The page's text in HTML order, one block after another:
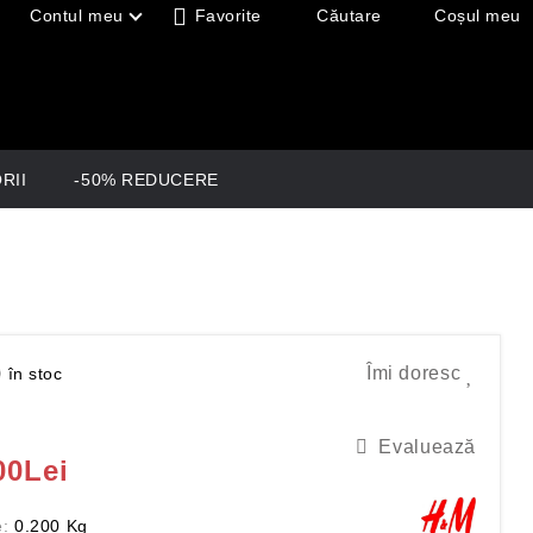
Contul meu Favorite Căutare Coșul meu
ȘI SĂNĂTATE
-50% REDUCERE
în stoc Îmi doresc
0.200 Kg
Evaluează